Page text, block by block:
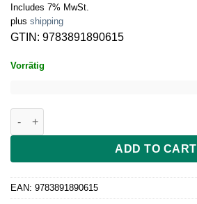
Includes 7% MwSt.
plus shipping
GTIN: 9783891890615
Vorrätig
ADD TO CART
EAN: 9783891890615